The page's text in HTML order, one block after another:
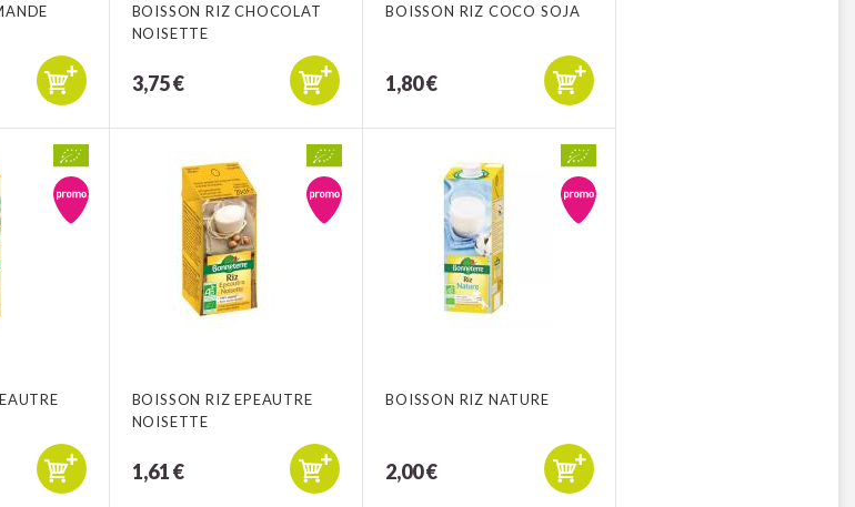
BOISSON RIZ CHOCOLAT
NOISETTE
3,75 €
BOISSON RIZ COCO SOJA
1,80 €
BOISSON RIZ EPEAUTRE
NOISETTE
1,61 €
BOISSON RIZ NATURE
2,00 €